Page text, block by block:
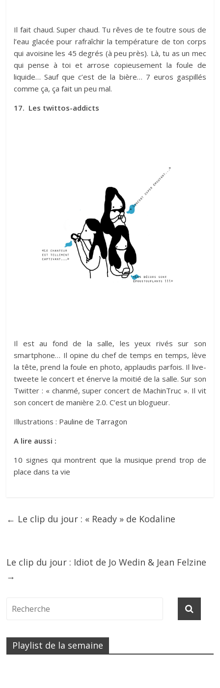
Il fait chaud. Super chaud. Tu rêves de te foutre sous de
l’eau glacée pour rafraîchir la température de ton corps
qui avoisine les 45 degrés (à peu près). Là, tu as un mec
qui pense à toi et arrose copieusement la foule de
liquide… Sauf que c’est de la bière… 7 euros gaspillés
comme ça, ça fait un peu mal.
17. Les twittos-addicts
Il est au fond de la salle, les yeux rivés sur son
smartphone… Il opine du chef de temps en temps, lève
la tête, prend la foule en photo, applaudis parfois. Il live-
tweete le concert et énerve la moitié de la salle. Sur son
Twitter : « chanmé, super concert de MachinTruc ». Il vit
son concert de manière 2.0. C’est un blogueur.
Illustrations : Pauline de Tarragon
A lire aussi :
10 signes qui montrent que la musique prend trop de
place dans ta vie
← Le clip du jour : « Ready » de Kodaline
Le clip du jour : Idiot de Jo Wedin & Jean Felzine
→
Playlist de la semaine